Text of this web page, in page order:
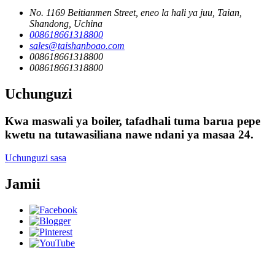
No. 1169 Beitianmen Street, eneo la hali ya juu, Taian,
Shandong, Uchina
008618661318800
sales@taishanboao.com
008618661318800
008618661318800
Uchunguzi
Kwa maswali ya boiler, tafadhali tuma barua pepe
kwetu na tutawasiliana nawe ndani ya masaa 24.
Uchunguzi sasa
Jamii